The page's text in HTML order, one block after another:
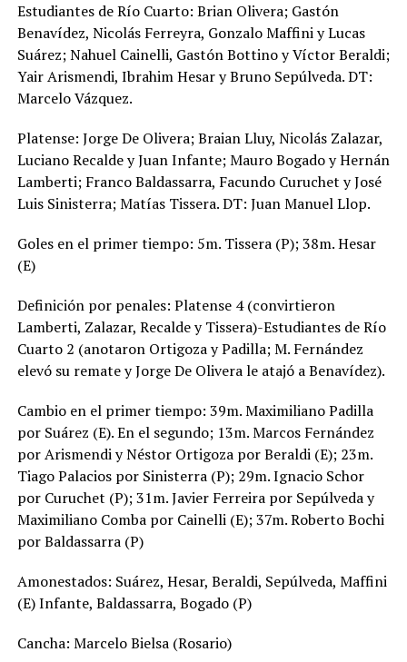
Estudiantes de Río Cuarto: Brian Olivera; Gastón
Benavídez, Nicolás Ferreyra, Gonzalo Maffini y Lucas
Suárez; Nahuel Cainelli, Gastón Bottino y Víctor Beraldi;
Yair Arismendi, Ibrahim Hesar y Bruno Sepúlveda. DT:
Marcelo Vázquez.
Platense: Jorge De Olivera; Braian Lluy, Nicolás Zalazar,
Luciano Recalde y Juan Infante; Mauro Bogado y Hernán
Lamberti; Franco Baldassarra, Facundo Curuchet y José
Luis Sinisterra; Matías Tissera. DT: Juan Manuel Llop.
Goles en el primer tiempo: 5m. Tissera (P); 38m. Hesar
(E)
Definición por penales: Platense 4 (convirtieron
Lamberti, Zalazar, Recalde y Tissera)-Estudiantes de Río
Cuarto 2 (anotaron Ortigoza y Padilla; M. Fernández
elevó su remate y Jorge De Olivera le atajó a Benavídez).
Cambio en el primer tiempo: 39m. Maximiliano Padilla
por Suárez (E). En el segundo; 13m. Marcos Fernández
por Arismendi y Néstor Ortigoza por Beraldi (E); 23m.
Tiago Palacios por Sinisterra (P); 29m. Ignacio Schor
por Curuchet (P); 31m. Javier Ferreira por Sepúlveda y
Maximiliano Comba por Cainelli (E); 37m. Roberto Bochi
por Baldassarra (P)
Amonestados: Suárez, Hesar, Beraldi, Sepúlveda, Maffini
(E) Infante, Baldassarra, Bogado (P)
Cancha: Marcelo Bielsa (Rosario)